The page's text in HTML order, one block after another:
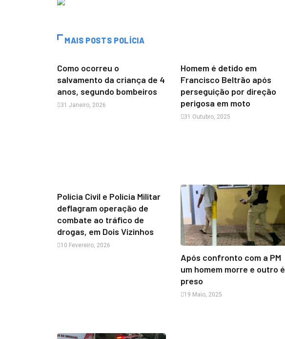
MAIS POSTS POLÍCIA
Como ocorreu o
salvamento da criança de 4
anos, segundo bombeiros
31 Janeiro, 2026
Homem é detido em
Francisco Beltrão após
perseguição por direção
perigosa em moto
31 Outubro, 2025
Polícia Civil e Polícia Militar
deflagram operação de
combate ao tráfico de
drogas, em Dois Vizinhos
10 Fevereiro, 2026
Após confronto com a PM
um homem morre e outro é
preso
19 Maio, 2025